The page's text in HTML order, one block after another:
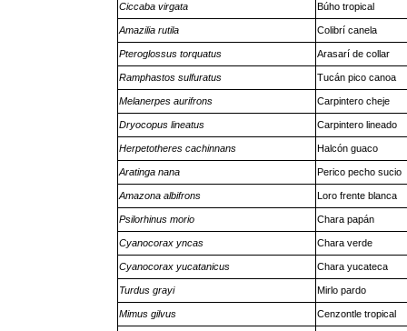
Ciccaba virgata Búho tropical
Amazilia rutila Colibrí canela
Pteroglossus torquatus Arasarí de collar
Ramphastos sulfuratus Tucán pico canoa
Melanerpes aurifrons Carpintero cheje
Dryocopus lineatus Carpintero lineado
Herpetotheres cachinnans Halcón guaco
Aratinga nana Perico pecho sucio
Amazona albifrons Loro frente blanca
Psilorhinus morio Chara papán
Cyanocorax yncas Chara verde
Cyanocorax yucatanicus Chara yucateca
Turdus grayi Mirlo pardo
Mimus gilvus Cenzontle tropical